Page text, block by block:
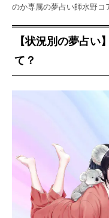
のか専属の夢占い師水野コ
【状況別の夢占い
て？